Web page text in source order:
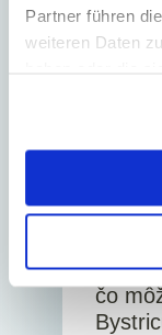
Partner führen
weiteren Daten
22. júna
dnes
čo